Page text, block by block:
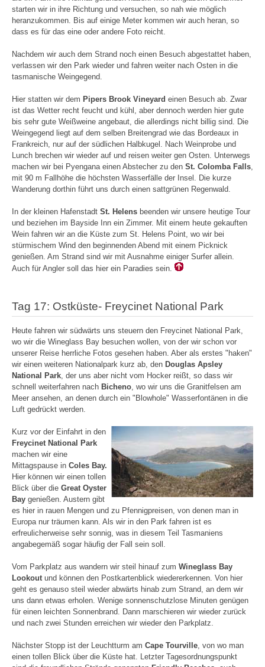
starten wir in ihre Richtung und versuchen, so nah wie möglich
heranzukommen. Bis auf einige Meter kommen wir auch heran, so
dass es für das eine oder andere Foto reicht.
Nachdem wir auch dem Strand noch einen Besuch abgestattet haben,
verlassen wir den Park wieder und fahren weiter nach Osten in die
tasmanische Weingegend.
Hier statten wir dem Pipers Brook Vineyard einen Besuch ab. Zwar
ist das Wetter recht feucht und kühl, aber dennoch werden hier gute
bis sehr gute Weißweine angebaut, die allerdings nicht billig sind. Die
Weingegend liegt auf dem selben Breitengrad wie das Bordeaux in
Frankreich, nur auf der südlichen Halbkugel. Nach Weinprobe und
Lunch brechen wir wieder auf und reisen weiter gen Osten. Unterwegs
machen wir bei Pyengana einen Abstecher zu den St. Colomba Falls
mit 90 m Fallhöhe die höchsten Wasserfälle der Insel. Die kurze
Wanderung dorthin führt uns durch einen sattgrünen Regenwald.
In der kleinen Hafenstadt St. Helens beenden wir unsere heutige Tour
und beziehen im Bayside Inn ein Zimmer. Mit einem heute gekauften
Wein fahren wir an die Küste zum St. Helens Point, wo wir bei
stürmischem Wind den beginnenden Abend mit einem Picknick
genießen. Am Strand sind wir mit Ausnahme einiger Surfer allein.
Auch für Angler soll das hier ein Paradies sein.
Tag 17: Ostküste- Freycinet National Park
Heute fahren wir südwärts uns steuern den Freycinet National Park,
wo wir die Wineglass Bay besuchen wollen, von der wir schon vor
unserer Reise herrliche Fotos gesehen haben. Aber als erstes "haken"
wir einen weiteren Nationalpark kurz ab, den Douglas Apsley
National Park, der uns aber nicht vom Hocker reißt, so dass wir
schnell weiterfahren nach Bicheno, wo wir uns die Granitfelsen am
Meer ansehen, an denen durch ein "Blowhole" Wasserfontänen in die
Luft gedrückt werden.
Kurz vor der Einfahrt in den
Freycinet National Park
machen wir eine
Mittagspause in Coles Bay.
Hier können wir einen tollen
Blick über die Great Oyster
Bay genießen. Austern gibt
es hier in rauen Mengen und zu Pfennigpreisen, von denen man in
Europa nur träumen kann. Als wir in den Park fahren ist es
erfreulicherweise sehr sonnig, was in diesem Teil Tasmaniens
angabegemäß sogar häufig der Fall sein soll.
Vom Parkplatz aus wandern wir steil hinauf zum Wineglass Bay
Lookoutund können den Postkartenblick wiedererkennen. Von hier
geht es genauso steil wieder abwärts hinab zum Strand, an dem wir
uns dann etwas erholen. Wenige sonnenschutzlose Minuten genügen
für einen leichten Sonnenbrand. Dann marschieren wir wieder zurück
und nach zwei Stunden erreichen wir wieder den Parkplatz.
Nächster Stopp ist der Leuchtturm am Cape Tourville, von wo man
einen tollen Blick über die Küste hat. Letzter Tagesordnungspunkt